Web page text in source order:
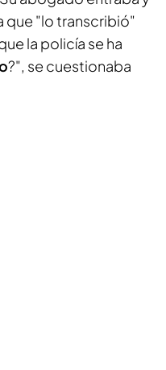
que "lo transcribió"
la policía se ha
?", se cuestionaba